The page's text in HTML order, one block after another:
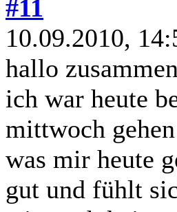
#11
10.09.2010,
hallo
ich war heute
mittwoch
was mir heute
gut und fühlt